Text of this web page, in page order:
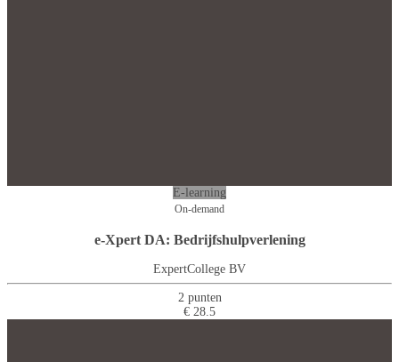
E-learning
On-demand
e-Xpert DA: Bedrijfshulpverlening
ExpertCollege BV
2 punten
€ 28.5